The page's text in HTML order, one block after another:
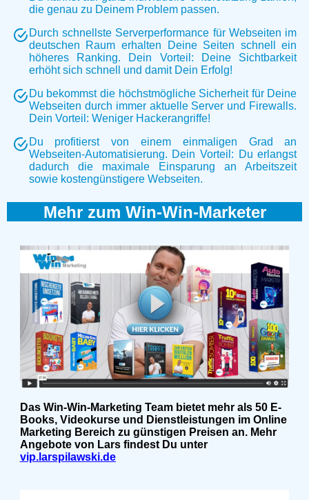
die genau zu Deinem Problem passen.
Durch schnellste Serverperformance für Webseiten im
deutschen Raum erhalten Deine Seiten schnell ein
höheres Ranking. Dein Vorteil: Deine Sichtbarkeit
erhöht sich schnell und damit Dein Erfolg!
Du bekommst die höchstmögliche Sicherheit für Deine
Webseiten durch immer aktuelle Server und Firewalls.
Dein Vorteil: Weniger Hackerangriffe!
Du profitierst von einem einmaligen Grad an
Webseiten-Automatisierung. Dein Vorteil: Du erlangst
dadurch die maximale Einsparung an Arbeitszeit
sowie kostengünstigere Webseiten.
Mehr zum Win-Win-Marketer
Das Win-Win-Marketing Team bietet mehr als 50 E-
Books, Videokurse und Dienstleistungen im Online
Marketing Bereich zu günstigen Preisen an. Mehr
Angebote von Lars findest Du unter
vip.larspilawski.de